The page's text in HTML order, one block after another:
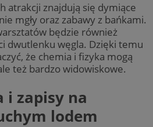
atrakcji znajdują się dymiące
mgły oraz zabawy z bańkami.
będzie również
dwutlenku węgla. Dzięki temu
że chemia i fizyka mogą
też bardzo widowiskowe.
i zapisy na
lodem